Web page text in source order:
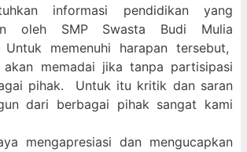
informasi pendidikan yang
oleh SMP Swasta Budi Mulia
memenuhi harapan tersebut,
memadai jika tanpa partisipasi
pihak. Untuk itu kritik dan saran
dari berbagai pihak sangat kami
mengapresiasi dan mengucapkan